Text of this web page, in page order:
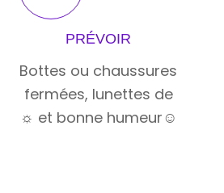
PRÉVOIR
Bottes ou chaussures
fermées, lunettes de
☼ et bonne humeur☺